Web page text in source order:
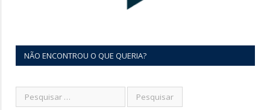
NÃO ENCONTROU O QUE QUERIA?